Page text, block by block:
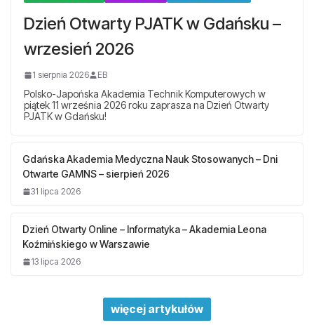
Dzień Otwarty PJATK w Gdańsku –
wrzesień 2026
1 sierpnia 2026 EB
Polsko-Japońska Akademia Technik Komputerowych w
piątek 11 września 2026 roku zaprasza na Dzień Otwarty
PJATK w Gdańsku!
Gdańska Akademia Medyczna Nauk Stosowanych – Dni
Otwarte GAMNS – sierpień 2026
31 lipca 2026
Dzień Otwarty Online – Informatyka – Akademia Leona
Koźmińskiego w Warszawie
13 lipca 2026
więcej artykułów